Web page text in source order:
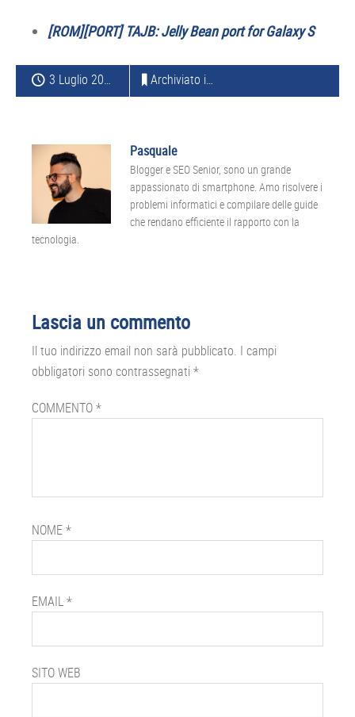
[ROM][PORT] TAJB: Jelly Bean port for Galaxy S
3 Luglio 2012 Archiviato in:
Pasquale
Blogger e SEO Senior, sono un grande
appassionato di smartphone. Amo risolvere i
problemi informatici e compilare delle guide
che rendano efficiente il rapporto con la
tecnologia.
Interazioni
del
lettore
Lascia un commento
Il tuo indirizzo email non sarà pubblicato. I campi
obbligatori sono contrassegnati *
COMMENTO*
NOME*
EMAIL*
SITO WEB